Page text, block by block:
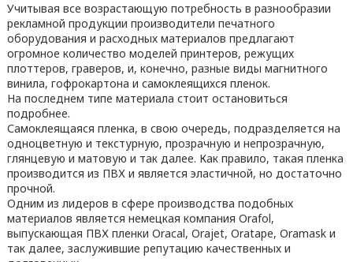
Учитывая все возрастающую потребность в разнообразии
рекламной продукции производители печатного
оборудования и расходных материалов предлагают
огромное количество моделей принтеров, режущих
плоттеров, граверов, и, конечно, разные виды магнитного
винила, гофрокартона и самоклеящихся пленок.
На последнем типе материала стоит остановиться
подробнее.
Самоклеящаяся пленка, в свою очередь, подразделяется на
одноцветную и текстурную, прозрачную и непрозрачную,
глянцевую и матовую и так далее. Как правило, такая пленка
производится из ПВХ и является эластичной, но достаточно
прочной.
Одним из лидеров в сфере производства подобных
материалов является немецкая компания Orafol,
выпускающая ПВХ пленки Oracal, Orajet, Oratape, Оramask и
так далее, заслужившие репутацию качественных и